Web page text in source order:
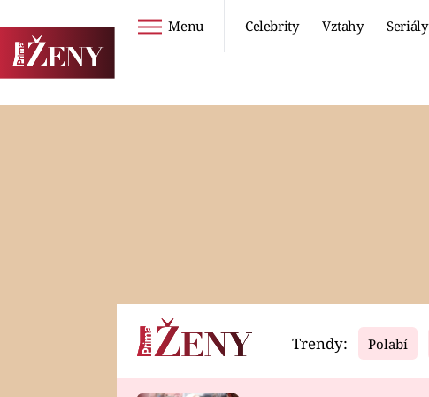
Menu Celebrity Vztahy Seriály
Horoskopy Video
Trendy: Polabí